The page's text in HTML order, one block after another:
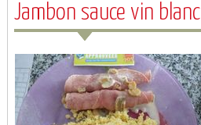
Jambon sauce vin blanc